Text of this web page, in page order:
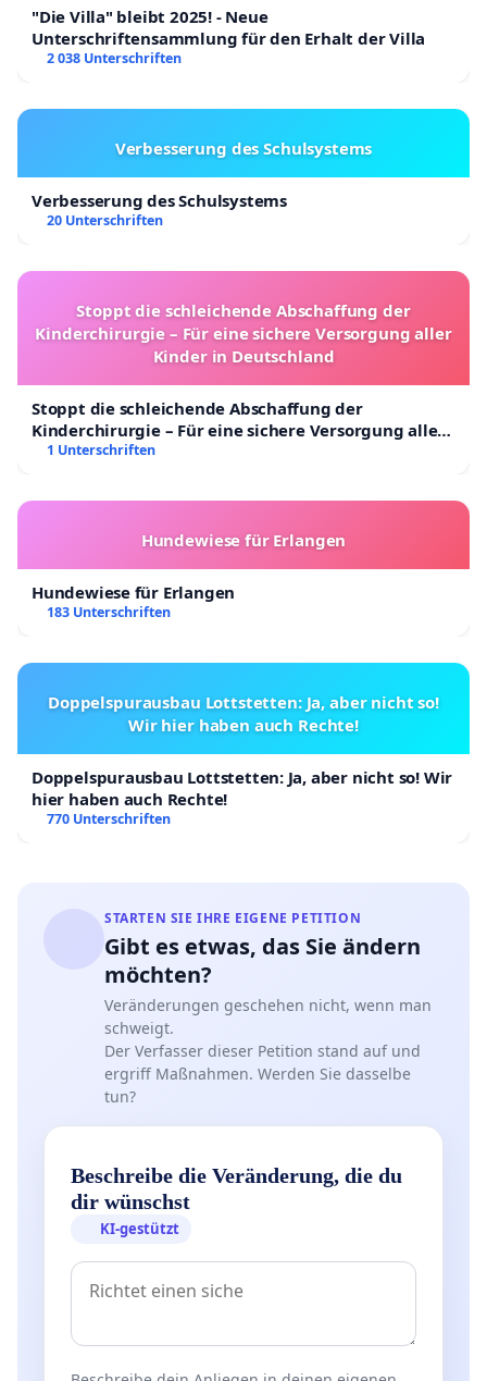
"Die Villa" bleibt 2025! - Neue
Unterschriftensammlung für den Erhalt der Villa
2 038 Unterschriften
Verbesserung des Schulsystems
Verbesserung des Schulsystems
20 Unterschriften
Stoppt die schleichende Abschaffung der
Kinderchirurgie – Für eine sichere Versorgung aller
Kinder in Deutschland
Stoppt die schleichende Abschaffung der
Kinderchirurgie – Für eine sichere Versorgung aller
Kinder in Deutschland
1 Unterschriften
Hundewiese für Erlangen
Hundewiese für Erlangen
183 Unterschriften
Doppelspurausbau Lottstetten: Ja, aber nicht so!
Wir hier haben auch Rechte!
Doppelspurausbau Lottstetten: Ja, aber nicht so! Wir
hier haben auch Rechte!
770 Unterschriften
STARTEN SIE IHRE EIGENE PETITION
Gibt es etwas, das Sie ändern
möchten?
Veränderungen geschehen nicht, wenn man
schweigt.
Der Verfasser dieser Petition stand auf und
ergriff Maßnahmen. Werden Sie dasselbe
tun?
Beschreibe die Veränderung, die du
dir wünschst
KI-gestützt